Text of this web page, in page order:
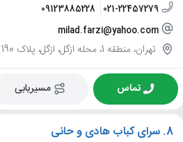
021-22457279
09123885228
milad.farzi@yahoo.com
تهران، منطقه 1، محله ازگل، ازگل، پلاک 190
تماس مسیریابی
8. سرای کباب هادی و حانی